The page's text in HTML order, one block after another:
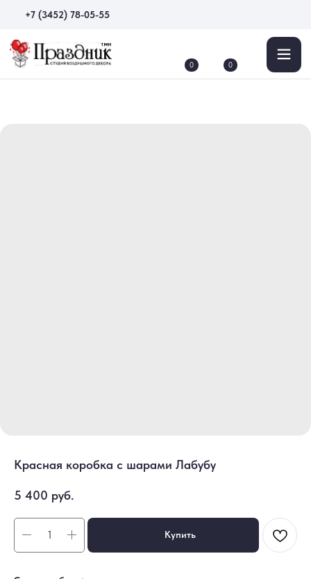
+7 (3452) 78-05-55
Красная коробка с шарами Лабубу
5 400 руб.
Купить